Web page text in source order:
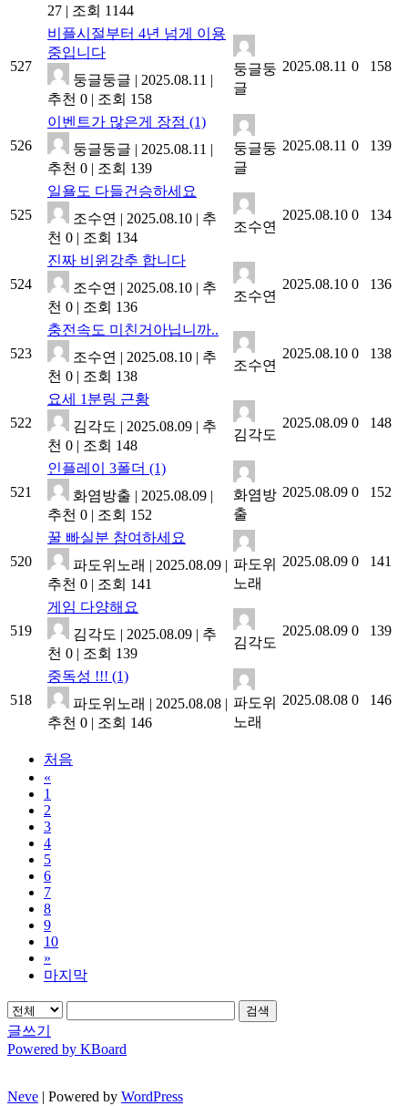
27 | 조회 1144
527
비플시절부터 4년 넘게 이용
중입니다
둥글둥글 | 2025.08.11 |
추천 0 | 조회 158
둥글둥
글
2025.08.11 0 158
526
이벤트가 많은게 장점 (1)
둥글둥글 | 2025.08.11 |
추천 0 | 조회 139
둥글둥
글
2025.08.11 0 139
525
일욜도 다들건승하세요
조수연 | 2025.08.10 | 추
천 0 | 조회 134
조수연
2025.08.10 0 134
524
진짜 비윈강추 합니다
조수연 | 2025.08.10 | 추
천 0 | 조회 136
조수연
2025.08.10 0 136
523
충전속도 미친거아닙니까..
조수연 | 2025.08.10 | 추
천 0 | 조회 138
조수연
2025.08.10 0 138
522
요세 1분링 근황
김각도 | 2025.08.09 | 추
천 0 | 조회 148
김각도
2025.08.09 0 148
521
인플레이 3폴더 (1)
화염방출 | 2025.08.09 |
추천 0 | 조회 152
화염방
출
2025.08.09 0 152
520
꿀 빠실분 참여하세요
파도위노래 | 2025.08.09 |
추천 0 | 조회 141
파도위
노래
2025.08.09 0 141
519
게임 다양해요
김각도 | 2025.08.09 | 추
천 0 | 조회 139
김각도
2025.08.09 0 139
518
중독성 !!! (1)
파도위노래 | 2025.08.08 |
추천 0 | 조회 146
파도위
노래
2025.08.08 0 146
처음
«
1
2
3
4
5
6
7
8
9
10
»
마지막
검색
글쓰기
Powered by KBoard
Neve | Powered by WordPress